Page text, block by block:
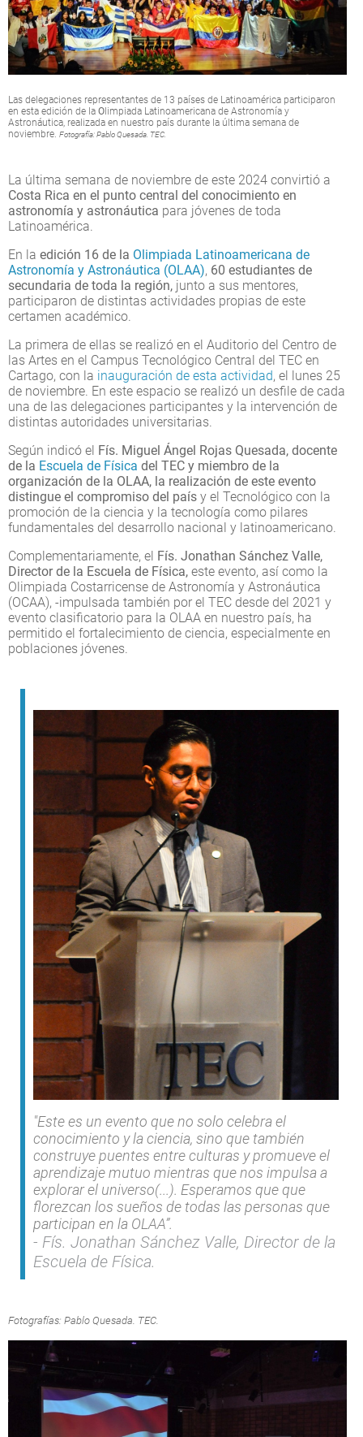
Las delegaciones representantes de 13 países de Latinoamérica participaron
en esta edición de la O limpiada Latinoamericana de Astronomía y
Astronáutica, realizada en nuestro país durante la última semana de
noviembre. Fotografía: Pablo Quesada. TEC.
La última semana de noviembre de este 2024 convirtió a
Costa Rica en el punto central del conocimiento en
astronomía y astronáutica para jóvenes de toda
Latinoamérica.
En la edición 16 de la Olimpiada Latinoamericana de
Astronomía y Astronáutica (OLAA), 60 estudiantes de
secundaria de toda la región, junto a sus mentores,
participaron de distintas actividades propias de este
certamen académico.
La primera de ellas se realizó en el Auditorio del Centro de
las Artes en el Campus Tecnológico Central del TEC en
Cartago, con la inauguración de esta actividad, el lunes 25
de noviembre. En este espacio se realizó un desfile de cada
una de las delegaciones participantes y la intervención de
distintas autoridades universitarias.
Según indicó el Fís. Miguel Ángel Rojas Quesada, docente
de la Escuela de Física del TEC y miembro de la
organización de la OLAA, la realización de este evento
distingue el compromiso del país y el Tecnológico con la
promoción de la ciencia y la tecnología como pilares
fundamentales del desarrollo nacional y latinoamericano.
Complementariamente, el Fís. Jonathan Sánchez Valle,
Director de la Escuela de Física, este evento, así como la
Olimpiada Costarricense de Astronomía y Astronáutica
(OCAA), -impulsada también por el TEC desde del 2021 y
evento clasificatorio para la OLAA en nuestro país, ha
permitido el fortalecimiento de ciencia, especialmente en
poblaciones jóvenes.
"Este es un evento que no solo celebra el
conocimiento y la ciencia, sino que también
construye puentes entre culturas y promueve el
aprendizaje mutuo mientras que nos impulsa a
explorar el universo(...). Esperamos que que
florezcan los sueños de todas las personas que
participan en la OLAA”.
Fís. Jonathan Sánchez Valle, Director de la
Escuela de Física.
Fotografías: Pablo Quesada. TEC.